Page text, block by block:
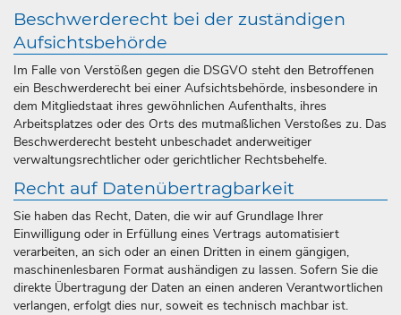
Beschwerderecht bei der zuständigen
Aufsichtsbehörde
Im Falle von Verstößen gegen die DSGVO steht den Betroffenen
ein Beschwerderecht bei einer Aufsichtsbehörde, insbesondere in
dem Mitgliedstaat ihres gewöhnlichen Aufenthalts, ihres
Arbeitsplatzes oder des Orts des mutmaßlichen Verstoßes zu. Das
Beschwerderecht besteht unbeschadet anderweitiger
verwaltungsrechtlicher oder gerichtlicher Rechtsbehelfe.
Recht auf Datenübertragbarkeit
Sie haben das Recht, Daten, die wir auf Grundlage Ihrer
Einwilligung oder in Erfüllung eines Vertrags automatisiert
verarbeiten, an sich oder an einen Dritten in einem gängigen,
maschinenlesbaren Format aushändigen zu lassen. Sofern Sie die
direkte Übertragung der Daten an einen anderen Verantwortlichen
verlangen, erfolgt dies nur, soweit es technisch machbar ist.